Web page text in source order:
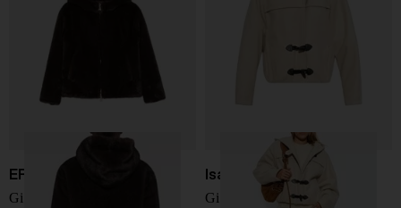
ERMANNO
Giacca in pelliccia sintetica
Isabel Marant
Giacca in lana Trixie